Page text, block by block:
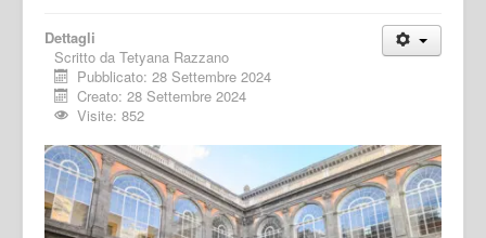
Dettagli
Scritto da Tetyana Razzano
Pubblicato: 28 Settembre 2024
Creato: 28 Settembre 2024
Visite: 852